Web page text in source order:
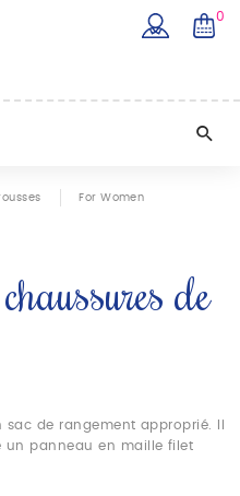
0
For Women
de
sac de rangement approprié. Il
un panneau en maille filet